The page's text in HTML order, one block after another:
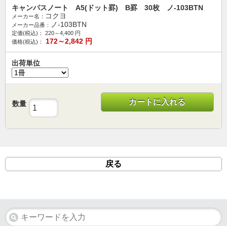
キャンパスノート A5(ドット罫) B罫 30枚 ノ-103BTN
メーカー名： コクヨ
メーカー品番： ノ-103BTN
定価(税込)： 220～4,400 円
価格(税込)：
172～2,842 円
出荷単位
数量 カートに入れる
戻る